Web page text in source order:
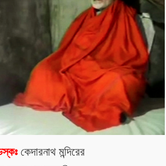
কেদারনাথ মন্দিরের